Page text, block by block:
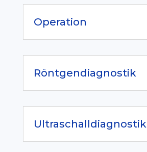
Operation
Röntgendiagnostik
Ultraschalldiagnostik